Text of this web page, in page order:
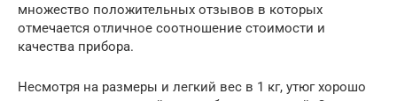
множество положительных отзывов в которых
отмечается отличное соотношение стоимости и
качества прибора.
Несмотря на размеры и легкий вес в 1 кг, утюг хорошо